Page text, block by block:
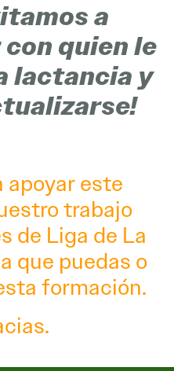
a
quien le
lactancia y
apoyar este
trabajo
de Liga de La
que puedas o
formación.